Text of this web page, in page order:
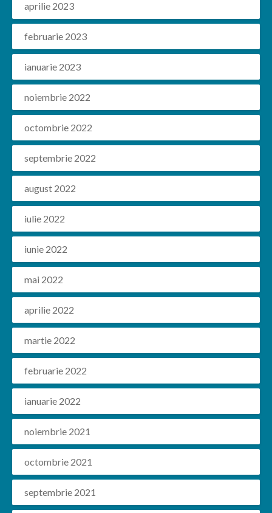
aprilie 2023
februarie 2023
ianuarie 2023
noiembrie 2022
octombrie 2022
septembrie 2022
august 2022
iulie 2022
iunie 2022
mai 2022
aprilie 2022
martie 2022
februarie 2022
ianuarie 2022
noiembrie 2021
octombrie 2021
septembrie 2021